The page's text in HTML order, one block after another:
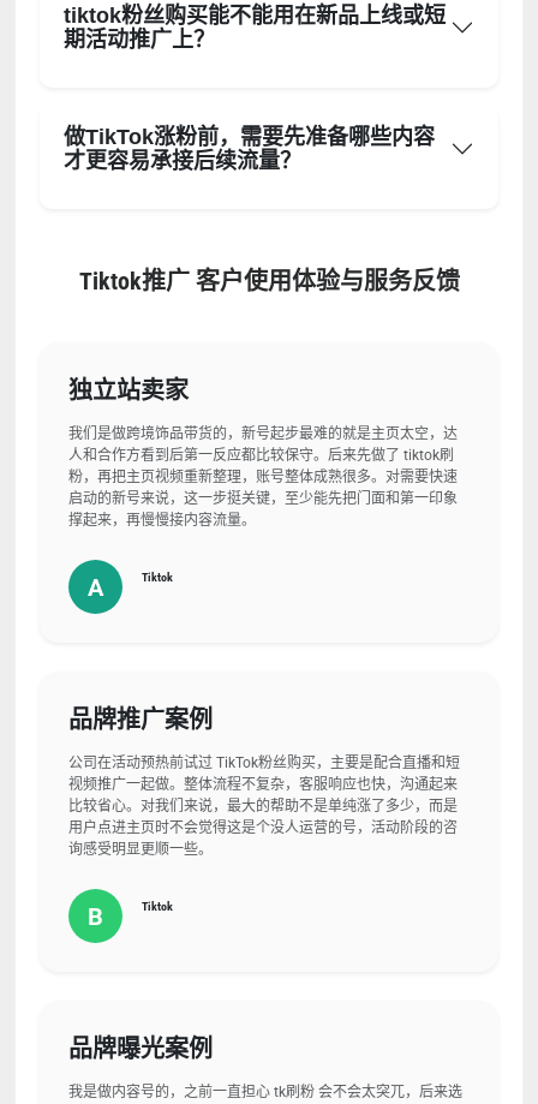
tiktok粉丝购买能不能用在新品上线或短
期活动推广上？
做TikTok涨粉前，需要先准备哪些内容
才更容易承接后续流量？
Tiktok推广 客户使用体验与服务反馈
独立站卖家
我们是做跨境饰品带货的，新号起步最难的就是主页太空，达
人和合作方看到后第一反应都比较保守。后来先做了 tiktok刷
粉，再把主页视频重新整理，账号整体成熟很多。对需要快速
启动的新号来说，这一步挺关键，至少能先把门面和第一印象
撑起来，再慢慢接内容流量。
A Tiktok
品牌推广案例
公司在活动预热前试过 TikTok粉丝购买，主要是配合直播和短
视频推广一起做。整体流程不复杂，客服响应也快，沟通起来
比较省心。对我们来说，最大的帮助不是单纯涨了多少，而是
用户点进主页时不会觉得这是个没人运营的号，活动阶段的咨
询感受明显更顺一些。
B Tiktok
品牌曝光案例
我是做内容号的，之前一直担心 tk刷粉 会不会太突兀，后来选